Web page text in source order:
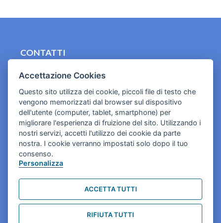
CONTATTI
Cookies e informativa privacy
Accettazione Cookies
Questo sito utilizza dei cookie, piccoli file di testo che
vengono memorizzati dal browser sul dispositivo
dell'utente (computer, tablet, smartphone) per
migliorare l'esperienza di fruizione del sito. Utilizzando i
nostri servizi, accetti l'utilizzo dei cookie da parte
nostra. I cookie verranno impostati solo dopo il tuo
consenso.
Personalizza
ACCETTA TUTTI
RIFIUTA TUTTI